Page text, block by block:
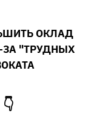
ОКЛАД
"ТРУДНЫХ